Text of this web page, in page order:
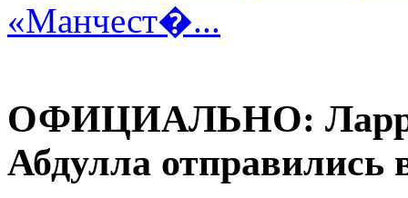
«Манчест�...
ОФИЦИАЛЬНО:
Абдулла